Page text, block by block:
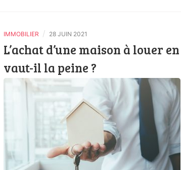
IMMOBILIER / 28 JUIN 2021
L’achat d’une maison à louer en
vaut-il la peine ?